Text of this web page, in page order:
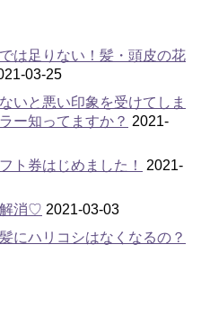
は足りない！髪・頭皮の花
03-25
いと悪い印象を受けてしま
ー知ってますか？ 2021-
ト券はじめました！
2021-
解消♡ 2021-03-03
にハリコシはなくなるの？